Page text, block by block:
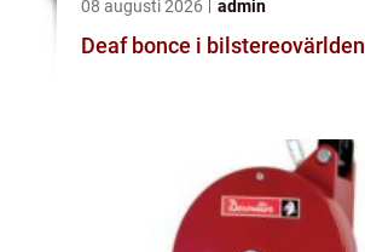
08 augusti 2026 admin
Deaf bonce i bilstereovärlden